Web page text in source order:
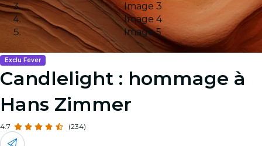
Image 3
Image 4
Image 5
Exclu Fever
Candlelight : hommage à
Hans Zimmer
4.7 (234)